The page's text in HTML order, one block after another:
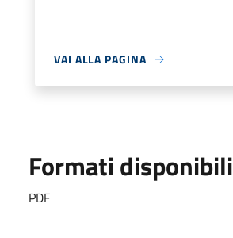
VAI ALLA PAGINA
Formati disponibili
PDF